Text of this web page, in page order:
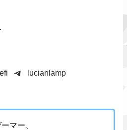
lucianlamp
マー、